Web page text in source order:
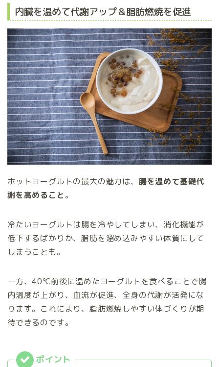
内臓を温めて代謝アップ＆脂肪燃焼を促進
ホットヨーグルトの最大の魅力は、 腸を温めて基礎代
謝を高めること 。
冷たいヨーグルトは腸を冷やしてしまい、消化機能が
低下するばかりか、脂肪を溜め込みやすい体質にして
しまうことも。
一方、40℃前後に温めたヨーグルトを食べることで腸
内温度が上がり、血流が促進、全身の代謝が活発にな
ります。これにより、脂肪燃焼しやすい体づくりが期
待できるのです。